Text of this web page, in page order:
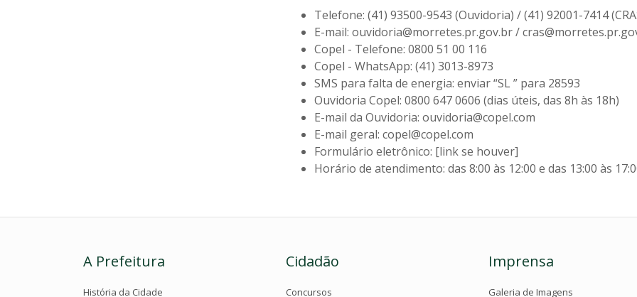
Telefone: (41) 93500-9543 (Ouvidoria) / (41) 92001-7414
E-mail: ouvidoria@morretes.pr.gov.br /
Copel - Telefone: 0800 51 00 116
Copel - WhatsApp: (41) 3013-8973
SMS para falta de energia: enviar “SL” para 28593
Ouvidoria Copel: 0800 647 0606 (dias úteis, das 8h às 18h)
E-mail da Ouvidoria: ouvidoria@copel.com
E-mail geral: copel@copel.com
Formulário eletrônico: [link se houver]
Horário de atendimento: das 8:00 às 12:00 e das 13:00 às
A Prefeitura
História da Cidade
Cidadão
Concursos
Imprensa
Galeria de Imagens